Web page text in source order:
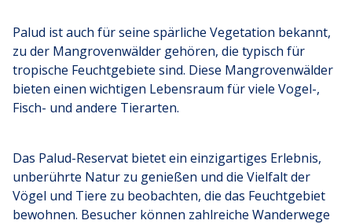
Palud ist auch für seine spärliche Vegetation bekannt,
zu der Mangrovenwälder gehören, die typisch für
tropische Feuchtgebiete sind. Diese Mangrovenwälder
bieten einen wichtigen Lebensraum für viele Vogel-,
Fisch- und andere Tierarten.
Das Palud-Reservat bietet ein einzigartiges Erlebnis,
unberührte Natur zu genießen und die Vielfalt der
Vögel und Tiere zu beobachten, die das Feuchtgebiet
bewohnen. Besucher können zahlreiche Wanderwege